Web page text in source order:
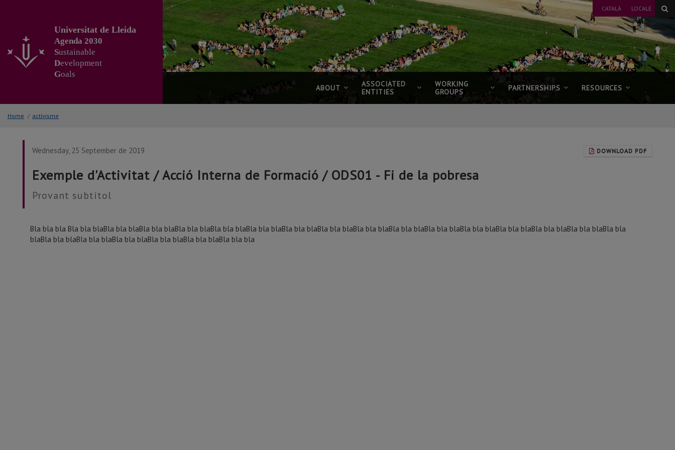
CATALÀ LOCALE
Universitat de Lleida
Agenda 2030
Sustainable
Development
Goals
ABOUT
ASSOCIATED
ENTITIES
WORKING
GROUPS
PARTNERSHIPS RESOURCES
Home / activisme
DOWNLOAD PDF
Wednesday, 25 September de 2019
Exemple d'Activitat / Acció Interna de Formació / ODS01 - Fi de la pobresa
Provant subtítol
Bla bla bla Bla bla blaBla bla blaBla bla blaBla bla blaBla bla blaBla bla blaBla bla blaBla bla blaBla bla blaBla bla blaBla bla blaBla bla blaBla bla blaBla bla blaBla bla blaBla bla
blaBla bla blaBla bla blaBla bla blaBla bla blaBla bla blaBla bla bla